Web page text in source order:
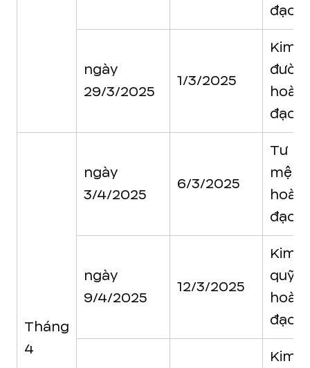
đạo
ngày
29/3/2025
1/3/2025
Kim
đạo
Tháng
4
ngày
3/4/2025
6/3/2025
Tư
mệnh
đạo
ngày
9/4/2025
12/3/2025
Kim
quỹ
đạo
Kim